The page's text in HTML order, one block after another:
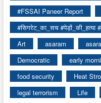
#FSSAI Paneer Report
#सिगरेट_का_सच #पेड़ों_की_हत्या
Art
asaram
Democratic
early
food security
Heat
legal terrorism
Life